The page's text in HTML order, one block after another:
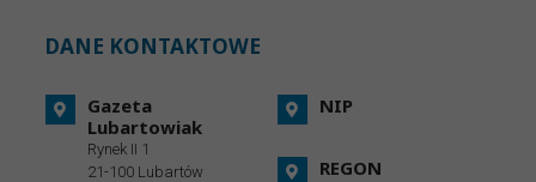
DANE KONTAKTOWE
Gazeta
Lubartowiak
Rynek II 1
21-100 Lubartów
NIP
REGON